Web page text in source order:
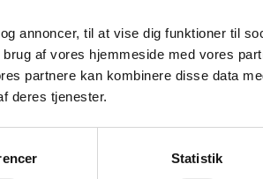
annoncer, til at vise dig funktioner til
af vores hjemmeside med vores
partnere kan kombinere disse data
deres tjenester.
Statistik